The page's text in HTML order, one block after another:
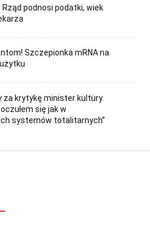
Rząd podnosi podatki, wiek
Szczepionka mRNA na
za krytykę minister kultury.
się jak w
systemów totalitarnych”